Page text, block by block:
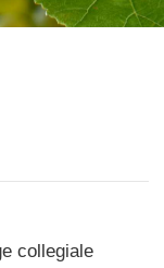
Zoeken
collegiale